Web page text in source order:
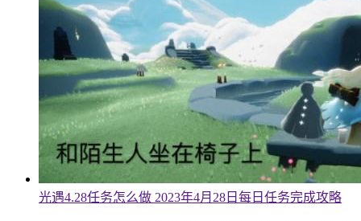
光遇4.28任务怎么做 2023年4月28日每日任务完成攻略